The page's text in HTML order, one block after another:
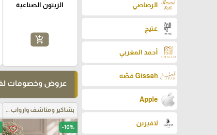
الرصاصي
عتيج
أحمد المغربي
Gissah قصَّة
Apple
لافيرين
الزيتون الصناعية
add_shopping_cart
عروض وخصومات
بشاكير ومناشف وارواب حمام
favorite_border -10%